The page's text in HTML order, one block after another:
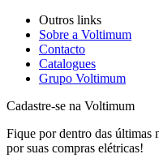
Outros links
Sobre a Voltimum
Contacto
Catalogues
Grupo Voltimum
Cadastre-se na Voltimum
Fique por dentro das últimas
por suas compras elétricas!